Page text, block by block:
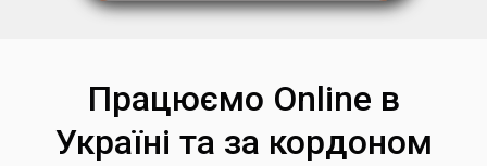
Працюємо Online в
Україні та за кордоном